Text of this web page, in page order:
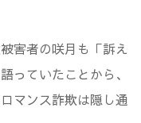
害者の咲月も「訴え
っていたことから、
マンス詐欺は隠し通